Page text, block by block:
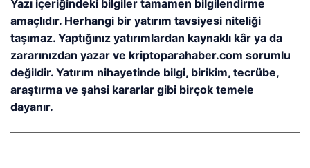
Yazı içeriğindeki bilgiler tamamen bilgilendirme
amaçlıdır. Herhangi bir yatırım tavsiyesi niteliği
taşımaz. Yaptığınız yatırımlardan kaynaklı kâr ya da
zararınızdan yazar ve kriptoparahaber.com sorumlu
değildir. Yatırım nihayetinde bilgi, birikim, tecrübe,
araştırma ve şahsi kararlar gibi birçok temele
dayanır.